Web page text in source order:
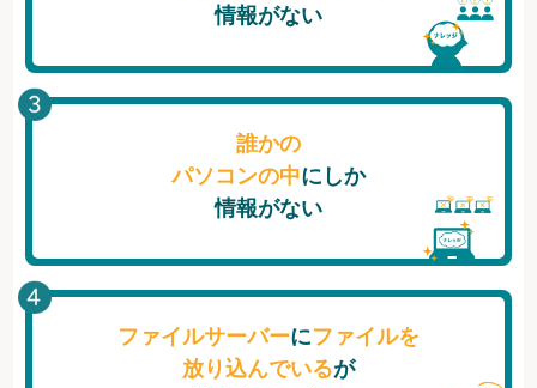
情報がない
誰かの
パソコンの中にしか
情報がない
ファイルサーバーにファイルを
放り込んでいるが